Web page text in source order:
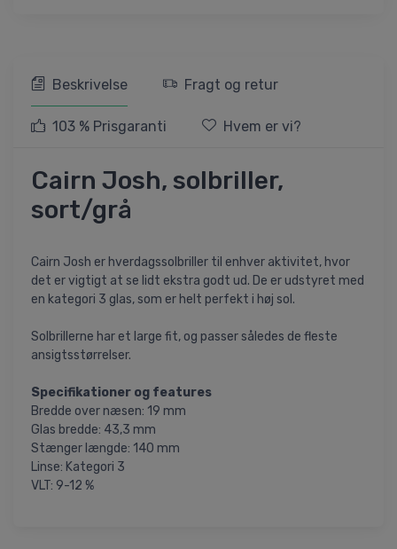
Beskrivelse Fragt og retur
103 % Prisgaranti Hvem er vi?
Cairn Josh, solbriller,
sort/grå
Cairn Josh er hverdagssolbriller til enhver aktivitet, hvor
det er vigtigt at se lidt ekstra godt ud. De er udstyret med
en kategori 3 glas, som er helt perfekt i høj sol.
Solbrillerne har et large fit, og passer således de fleste
ansigtsstørrelser.
Specifikationer og features
Bredde over næsen: 19 mm
Glas bredde: 43,3 mm
Stænger længde: 140 mm
Linse: Kategori 3
VLT: 9-12 %